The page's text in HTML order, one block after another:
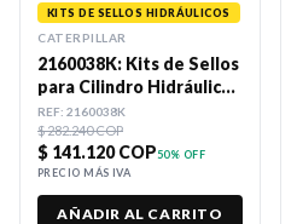
KITS DE SELLOS HIDRÁULICOS
CATERPILLAR
2160038K: Kits de Sellos
para Cilindro Hidráulico
Caterpillar
REF: 2160038K
$ 282.240 COP
$ 141.120 COP50% OFF
PRECIO MÁS IVA
AÑADIR AL CARRITO